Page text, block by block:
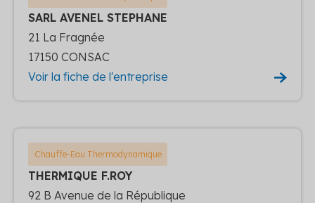
SARL AVENEL STEPHANE
21 La Fragnée
17150 CONSAC
Voir la fiche de l'entreprise
Chauffe-Eau Thermodynamique
THERMIQUE F.ROY
92 B Avenue de la République